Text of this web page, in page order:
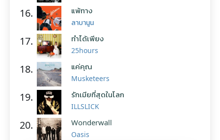
16. แพ้ทาง
ลาบานูน
17. ทำได้เพียง
25hours
18. แค่คุณ
Musketeers
19. รักเมียที่สุดในโลก
ILLSLICK
20. Wonderwall
Oasis